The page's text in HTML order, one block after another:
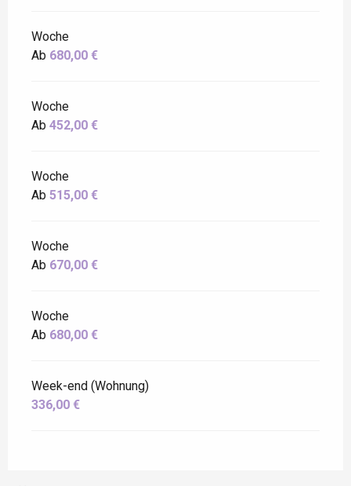
Woche
Ab 680,00 €
Woche
Ab 452,00 €
Woche
Ab 515,00 €
Woche
Ab 670,00 €
Woche
Ab 680,00 €
Week-end (Wohnung)
336,00 €